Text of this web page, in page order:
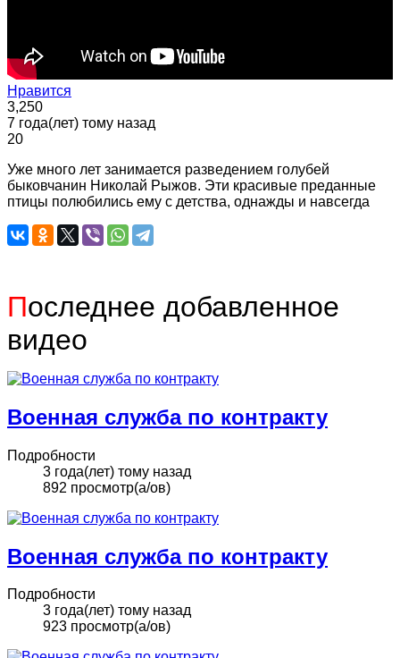
Нравится
3,250
7 года(лет) тому назад
20
Уже много лет занимается разведением голубей
быковчанин Николай Рыжов. Эти красивые преданные
птицы полюбились ему с детства, однажды и навсегда
Последнее добавленное
видео
Военная служба по контракту
Подробности
3 года(лет) тому назад
892 просмотр(а/ов)
Военная служба по контракту
Подробности
3 года(лет) тому назад
923 просмотр(а/ов)